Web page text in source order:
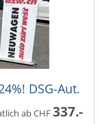
DSG-Aut.
ab CHF337.-